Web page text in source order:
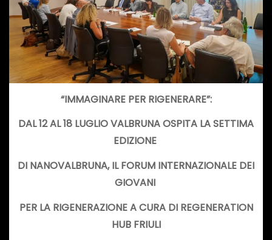
“IMMAGINARE PER RIGENERARE”:
DAL 12 AL 18 LUGLIO VALBRUNA OSPITA LA SETTIMA
EDIZIONE
DI NANOVALBRUNA, IL FORUM INTERNAZIONALE DEI
GIOVANI
PER LA RIGENERAZIONE A CURA DI REGENERATION
HUB FRIULI